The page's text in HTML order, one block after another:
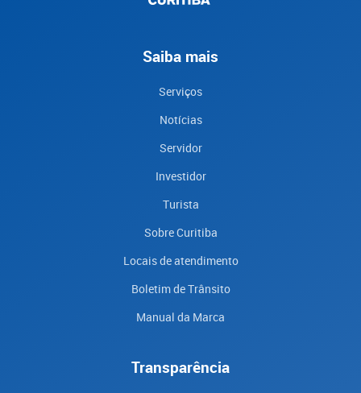
Saiba mais
Serviços
Notícias
Servidor
Investidor
Turista
Sobre Curitiba
Locais de atendimento
Boletim de Trânsito
Manual da Marca
Transparência